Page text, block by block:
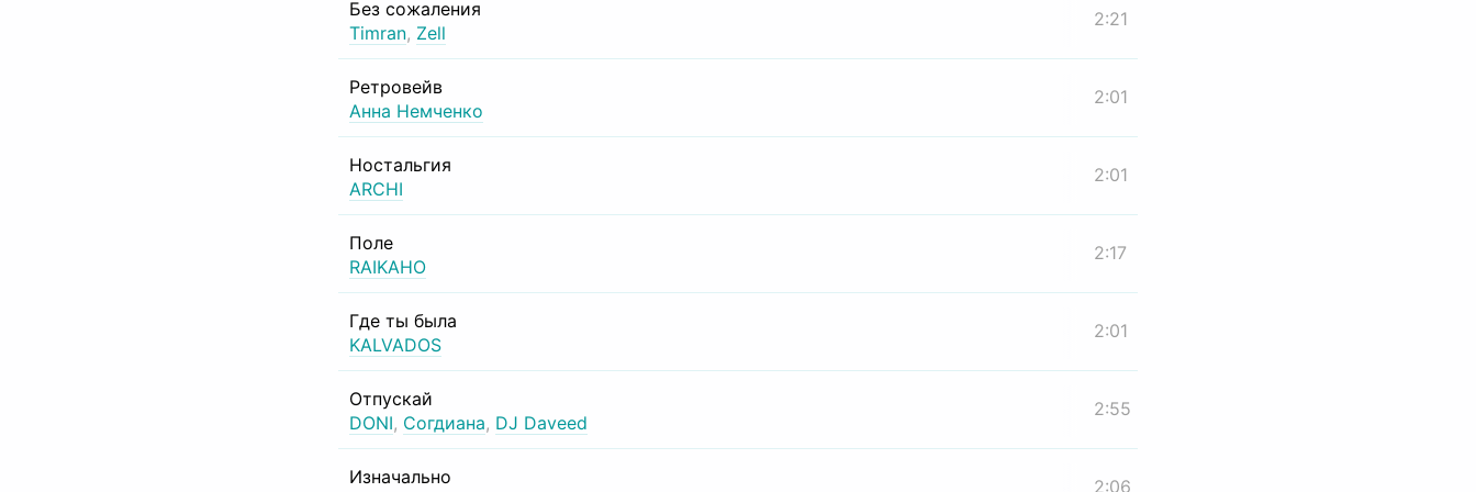
Без сожаления
Timran, Zell
2:21
Ретровейв
Анна Немченко
2:01
Ностальгия
ARCHI
2:01
Поле
RAIKAHO
2:17
Где ты была
KALVADOS
2:01
Отпускай
DONI, Согдиана, DJ Daveed
2:55
Изначально
2:06